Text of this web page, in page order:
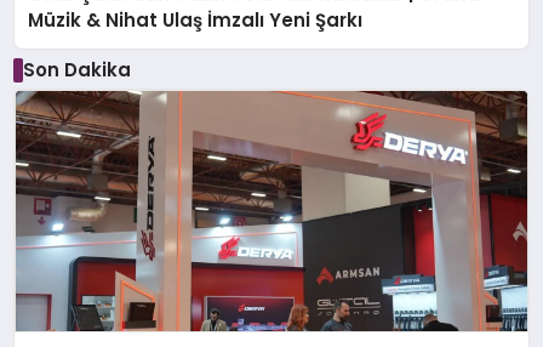
Müzik & Nihat Ulaş İmzalı Yeni Şarkı
Son Dakika